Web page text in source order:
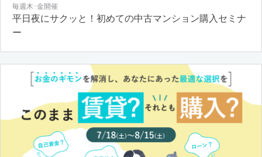
毎週木･金開催
平日夜にサクッと！初めての中古マンション購入セミナ
ー